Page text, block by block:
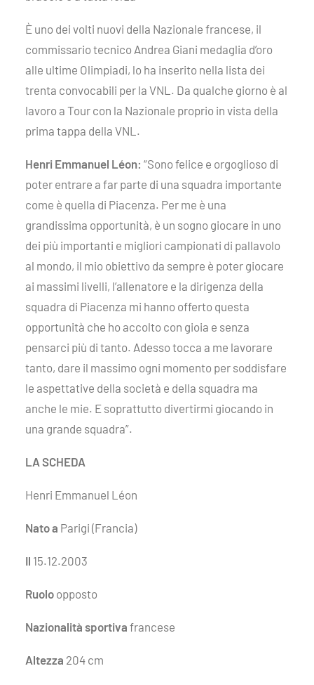
È uno dei volti nuovi della Nazionale francese, il
commissario tecnico Andrea Giani medaglia d’oro
alle ultime Olimpiadi, lo ha inserito nella lista dei
trenta convocabili per la VNL. Da qualche giorno è al
lavoro a Tour con la Nazionale proprio in vista della
prima tappa della VNL.
Henri Emmanuel Léon: “Sono felice e orgoglioso di
poter entrare a far parte di una squadra importante
come è quella di Piacenza. Per me è una
grandissima opportunità, è un sogno giocare in uno
dei più importanti e migliori campionati di pallavolo
al mondo, il mio obiettivo da sempre è poter giocare
ai massimi livelli, l’allenatore e la dirigenza della
squadra di Piacenza mi hanno offerto questa
opportunità che ho accolto con gioia e senza
pensarci più di tanto. Adesso tocca a me lavorare
tanto, dare il massimo ogni momento per soddisfare
le aspettative della società e della squadra ma
anche le mie. E soprattutto divertirmi giocando in
una grande squadra”.
LA SCHEDA
Henri Emmanuel Léon
Nato a Parigi (Francia)
Il 15.12.2003
Ruolo opposto
Nazionalità sportiva francese
Altezza 204 cm